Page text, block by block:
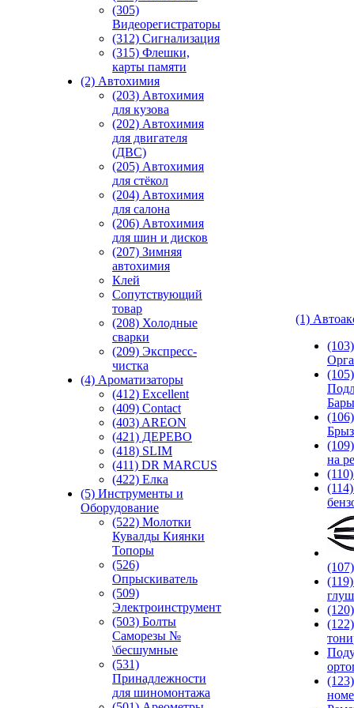
(305)
Видеорегистраторы
(312) Сигнализация
(315) Флешки,
карты памяти
(2) Автохимия
(203) Автохимия
для кузова
(202) Автохимия
для двигателя
(ДВС)
(205) Автохимия
для стёкол
(204) Автохимия
для салона
(206) Автохимия
для шин и дисков
(207) Зимняя
автохимия
Клей
Сопутствующий
товар
(208) Холодные
сварки
(209) Экспреcс-
чистка
(4) Ароматизаторы
(412) Excellent
(409) Contact
(403) AREON
(421) ДЕРЕВО
(418) SLIM
(411) DR MARCUS
(422) Елка
(5) Инструменты и
Оборудование
(522) Молотки
Кувалды Киянки
Топоры
(526)
Опрыскиватель
(509)
Электроинструмент
(503) Болты
Саморезы №
\бесшумные
(531)
Принадлежности
для шиномонтажа
(1)
(105)
Бары
(106)
на